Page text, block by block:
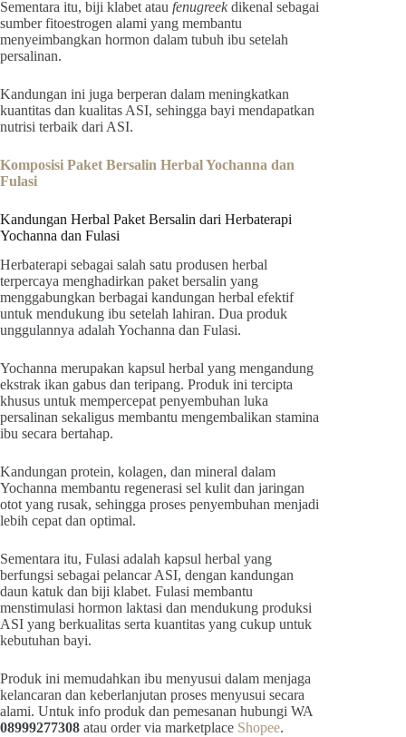
Sementara itu, biji klabet atau fenugreek dikenal sebagai
sumber fitoestrogen alami yang membantu
menyeimbangkan hormon dalam tubuh ibu setelah
persalinan.
Kandungan ini juga berperan dalam meningkatkan
kuantitas dan kualitas ASI, sehingga bayi mendapatkan
nutrisi terbaik dari ASI.
Komposisi Paket Bersalin Herbal Yochanna dan
Fulasi
Kandungan Herbal Paket Bersalin dari Herbaterapi
Yochanna dan Fulasi
Herbaterapi sebagai salah satu produsen herbal
terpercaya menghadirkan paket bersalin yang
menggabungkan berbagai kandungan herbal efektif
untuk mendukung ibu setelah lahiran. Dua produk
unggulannya adalah Yochanna dan Fulasi.
Yochanna merupakan kapsul herbal yang mengandung
ekstrak ikan gabus dan teripang. Produk ini tercipta
khusus untuk mempercepat penyembuhan luka
persalinan sekaligus membantu mengembalikan stamina
ibu secara bertahap.
Kandungan protein, kolagen, dan mineral dalam
Yochanna membantu regenerasi sel kulit dan jaringan
otot yang rusak, sehingga proses penyembuhan menjadi
lebih cepat dan optimal.
Sementara itu, Fulasi adalah kapsul herbal yang
berfungsi sebagai pelancar ASI, dengan kandungan
daun katuk dan biji klabet. Fulasi membantu
menstimulasi hormon laktasi dan mendukung produksi
ASI yang berkualitas serta kuantitas yang cukup untuk
kebutuhan bayi.
Produk ini memudahkan ibu menyusui dalam menjaga
kelancaran dan keberlanjutan proses menyusui secara
alami. Untuk info produk dan pemesanan hubungi WA
08999277308 atau order via marketplace Shopee.